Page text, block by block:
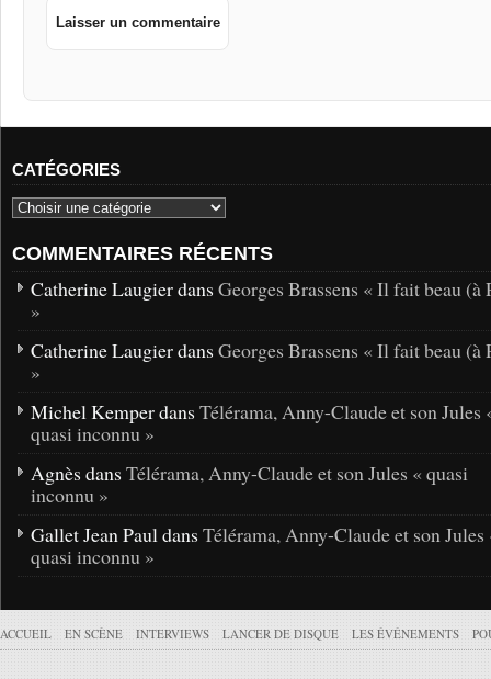
CATÉGORIES
COMMENTAIRES RÉCENTS
Catherine Laugier dans Georges Brassens « Il fait beau (à
»
Catherine Laugier dans Georges Brassens « Il fait beau (à
»
Michel Kemper dans Télérama, Anny-Claude et son Jules
quasi inconnu »
Agnès dans Télérama, Anny-Claude et son Jules « quasi
inconnu »
Gallet Jean Paul dans Télérama, Anny-Claude et son Jules
quasi inconnu »
ACCUEIL EN SCÈNE INTERVIEWS LANCER DE DISQUE LES ÉVÉNEMENTS